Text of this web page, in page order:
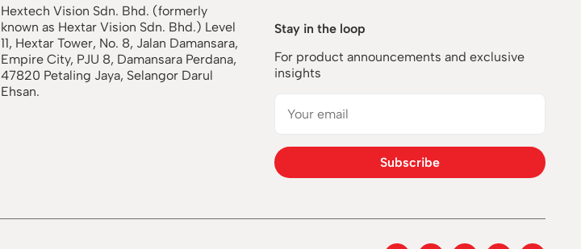
Hextech Vision Sdn. Bhd. (formerly
known as Hextar Vision Sdn. Bhd.) Level
11, Hextar Tower, No. 8, Jalan Damansara,
Empire City, PJU 8, Damansara Perdana,
47820 Petaling Jaya, Selangor Darul
Ehsan.
Stay in the loop
For product announcements and exclusive
insights
Subscribe